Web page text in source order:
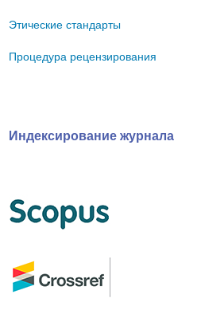
Этические стандарты
Процедура рецензирования
Индексирование журнала